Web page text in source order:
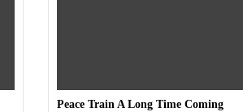
Peace Train A Long Time Coming